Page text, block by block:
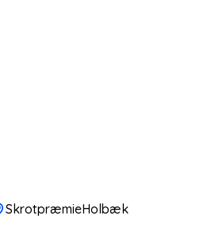
SkrotpræmieHolbæk